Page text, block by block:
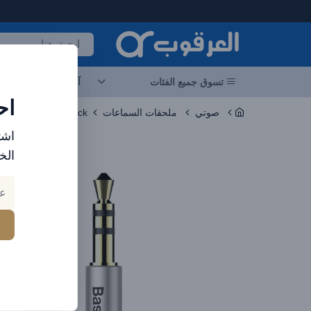
تسوق جميع الفئات
صوتي ملحقات السماعات Cable 1.5M - Black